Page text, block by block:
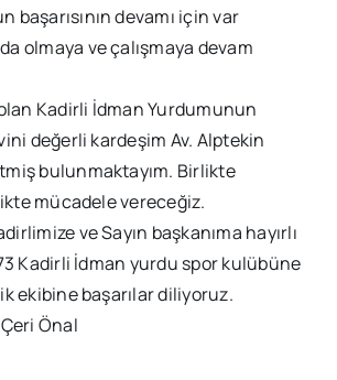
başarısının devamı için var
olmaya ve çalışmaya devam
Kadirli İdman Yurdumunun
değerli kardeşim Av. Alptekin
bulunmaktayım. Birlikte
mücadele vereceğiz.
ve Sayın başkanıma hayırlı
Kadirli İdman yurdu spor kulübüne
ekibine başarılar diliyoruz.
Önal